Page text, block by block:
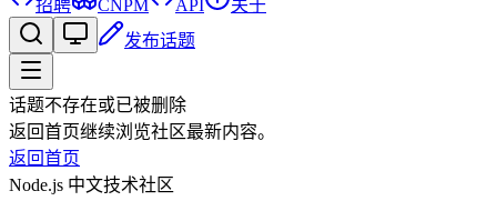
招聘 CNPM API
关于
发布话题
话题不存在或已被删除
返回首页继续浏览社区最新内容。
返回首页
Node.js 中文技术社区